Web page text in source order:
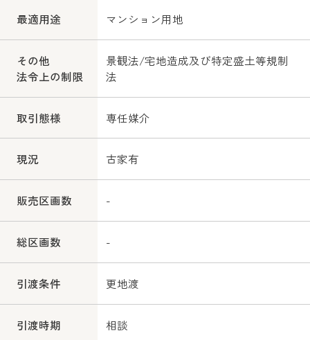
最適用途 マンション用地
その他
法令上の制限
景観法/宅地造成及び特定盛土等規制
法
取引態様 専任媒介
現況 古家有
販売区画数 -
総区画数 -
引渡条件 更地渡
引渡時期 相談